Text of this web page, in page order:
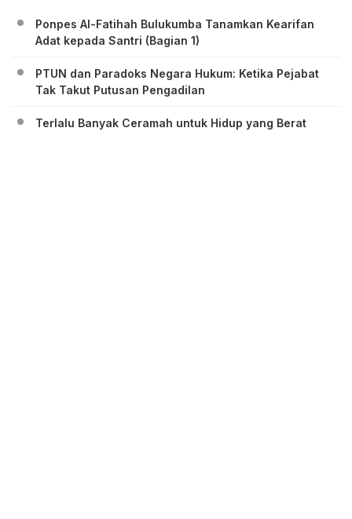
Ponpes Al-Fatihah Bulukumba Tanamkan Kearifan
Adat kepada Santri (Bagian 1)
PTUN dan Paradoks Negara Hukum: Ketika Pejabat
Tak Takut Putusan Pengadilan
Terlalu Banyak Ceramah untuk Hidup yang Berat